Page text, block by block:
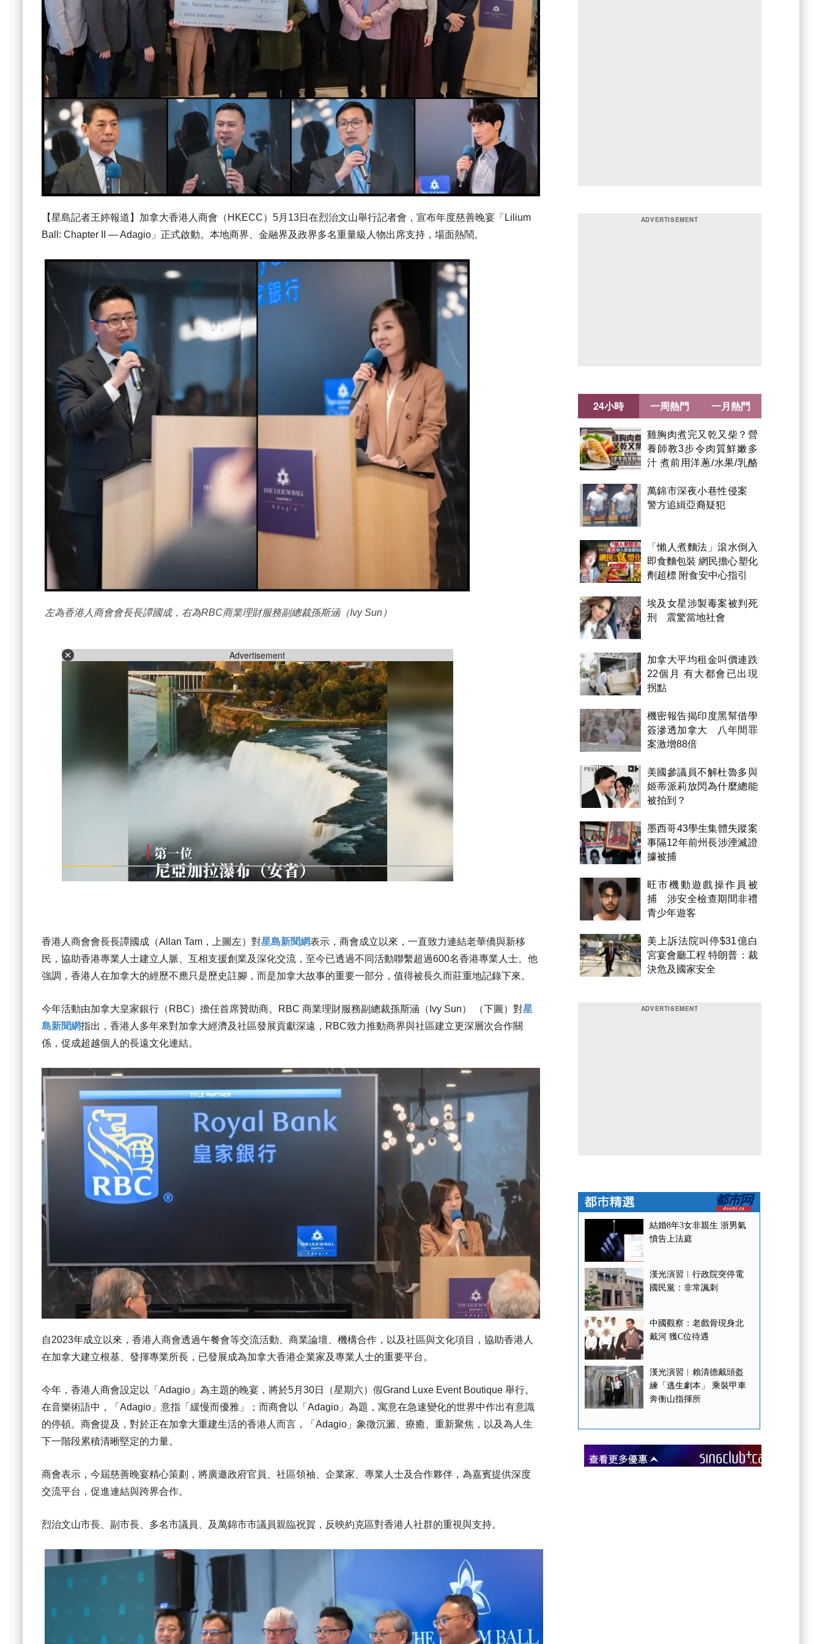
【星島記者王婷報道】加拿大香港人商會（HKECC）5月13日在烈治文山舉行記者會，宣布年度慈善晚宴「Lilium
Ball: Chapter II — Adagio」正式啟動。本地商界、金融界及政界多名重量級人物出席支持，場面熱鬧。
左為香港人商會會長長譚國成，右為RBC商業理財服務副總裁孫斯涵（Ivy Sun）
Advertisement
香港人商會會長長譚國成（Allan Tam，上圖左）對星島新聞網表示，商會成立以來，一直致力連結老華僑與新移
民，協助香港專業人士建立人脈、互相支援創業及深化交流，至今已透過不同活動聯繫超過600名香港專業人士。他
強調，香港人在加拿大的經歷不應只是歷史註腳，而是加拿大故事的重要一部分，值得被長久而莊重地記錄下來。
今年活動由加拿大皇家銀行（RBC）擔任首席贊助商。RBC 商業理財服務副總裁孫斯涵（Ivy Sun） （下圖）對星
島新聞網指出，香港人多年來對加拿大經濟及社區發展貢獻深遠，RBC致力推動商界與社區建立更深層次合作關
係，促成超越個人的長遠文化連結。
自2023年成立以來，香港人商會透過午餐會等交流活動、商業論壇、機構合作，以及社區與文化項目，協助香港人
在加拿大建立根基、發揮專業所長，已發展成為加拿大香港企業家及專業人士的重要平台。
今年，香港人商會設定以「Adagio」為主題的晚宴，將於5月30日（星期六）假Grand Luxe Event Boutique 舉行。
在音樂術語中，「Adagio」意指「緩慢而優雅」；而商會以「Adagio」為題，寓意在急速變化的世界中作出有意識
的停頓。商會提及，對於正在加拿大重建生活的香港人而言，「Adagio」象徵沉澱、療癒、重新聚焦，以及為人生
下一階段累積清晰堅定的力量。
商會表示，今屆慈善晚宴精心策劃，將廣邀政府官員、社區領袖、企業家、專業人士及合作夥伴，為嘉賓提供深度
交流平台，促進連結與跨界合作。
烈治文山市長、副市長、多名市議員、及萬錦市市議員親臨祝賀，反映約克區對香港人社群的重視與支持。
24小時
雞胸肉煮完又乾又柴？營
養師教3步令肉質鮮嫩多
汁 煮前用洋蔥/水果/乳酪
萬錦市深夜小巷性侵案
警方追緝亞裔疑犯
「懶人煮麵法」滾水倒入
即食麵包裝 網民擔心塑化
劑超標 附食安中心指引
埃及女星涉製毒案被判死
刑 震驚當地社會
加拿大平均租金叫價連跌
22個月 有大都會已出現
拐點
機密報告揭印度黑幫借學
簽滲透加拿大 八年間罪
案激增88倍
美國參議員不解杜魯多與
姬蒂派莉放閃為什麼總能
被拍到？
墨西哥43學生集體失蹤案
事隔12年前州長涉湮滅證
據被捕
旺市機動遊戲操作員被
捕 涉安全檢查期間非禮
青少年遊客
美上訴法院叫停$31億白
宮宴會廳工程 特朗普：裁
決危及國家安全
一周熱門 一月熱門